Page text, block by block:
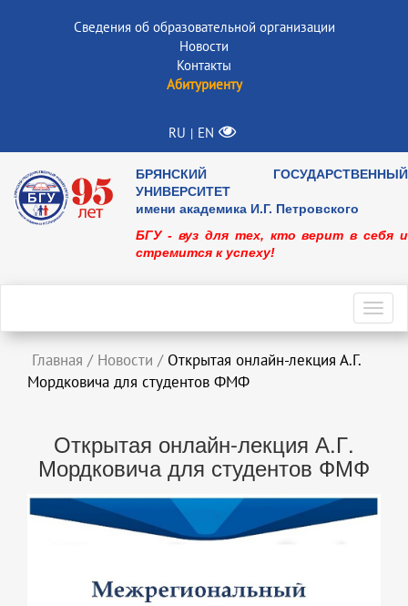
Сведения об образовательной организации
Новости
Контакты
Абитуриенту
RU | EN
БРЯНСКИЙ ГОСУДАРСТВЕННЫЙ
УНИВЕРСИТЕТ
имени академика И.Г. Петровского
БГУ - вуз для тех, кто верит в себя и
стремится к успеху!
Главная / Новости / Открытая онлайн-лекция А.Г.
Мордковича для студентов ФМФ
Открытая онлайн-лекция А.Г.
Мордковича для студентов ФМФ